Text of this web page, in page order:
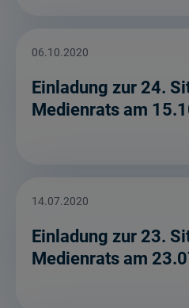
06.10.2020
Einladung zur 24.
Medienrats am
14.07.2020
Einladung zur 23.
Medienrats am